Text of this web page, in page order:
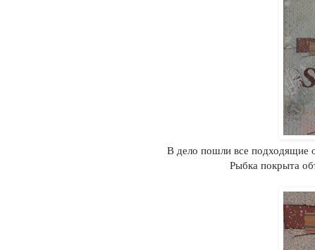
В дело пошли все подходящие
Рыбка покрыта